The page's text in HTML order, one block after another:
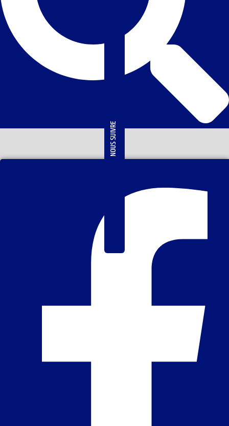
NOUS SUIVRE